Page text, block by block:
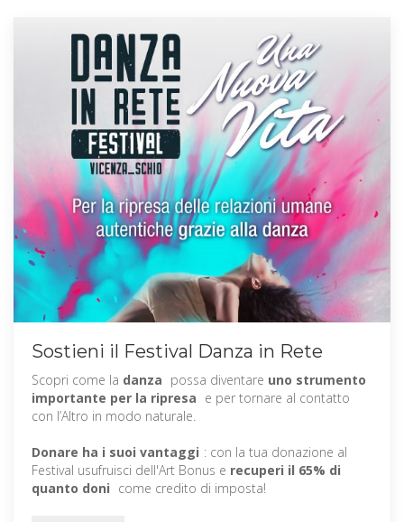
Sostieni il Festival Danza in Rete
Scopri come la danza possa diventare uno strumento
importante per la ripresa e per tornare al contatto
con l’Altro in modo naturale.
Donare ha i suoi vantaggi : con la tua donazione al
Festival usufruisci dell'Art Bonus e recuperi il 65% di
quanto doni come credito di imposta!